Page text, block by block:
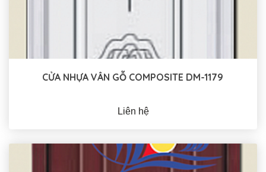
CỬA NHỰA VÂN GỖ COMPOSITE DM-1179
Liên hệ